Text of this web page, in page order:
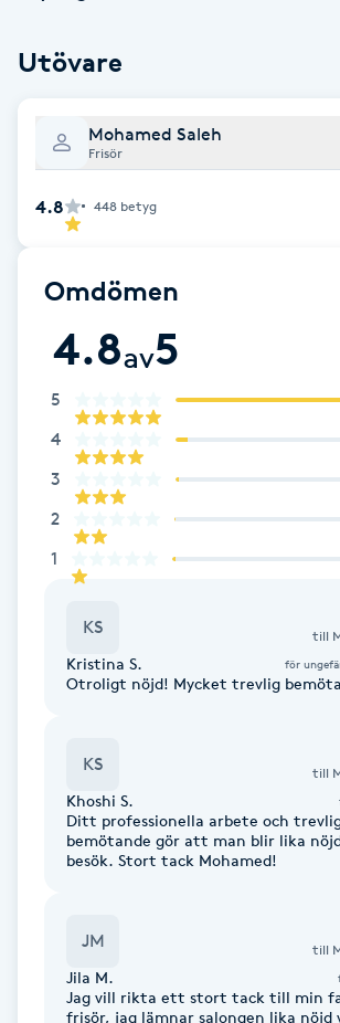
D
Damklippning
Diamantslipning
Enzympeeling
Extensions
Extensions borttagning
Eyeliner-tatuering
Faceliftmassage
Fettreducering
Fibromassage
Fotmassage
Utövare
Mohamed Saleh
Frisör
4.8 448 betyg
Omdömen
4.8av5
5
4
3
2
1
KS till
Kristina S. för
Otroligt nöjd! Mycket trevlig
KS till
Khoshi S.
Ditt professionella arbete och
bemötande gör att man blir lika
besök. Stort tack Mohamed!
JM till
Jila M.
Jag vill rikta ett stort tack till min
frisör, jag lämnar salongen lika nöjd